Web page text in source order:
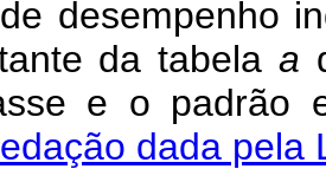
desempenho
da tabela a
e o padrão
dada pela